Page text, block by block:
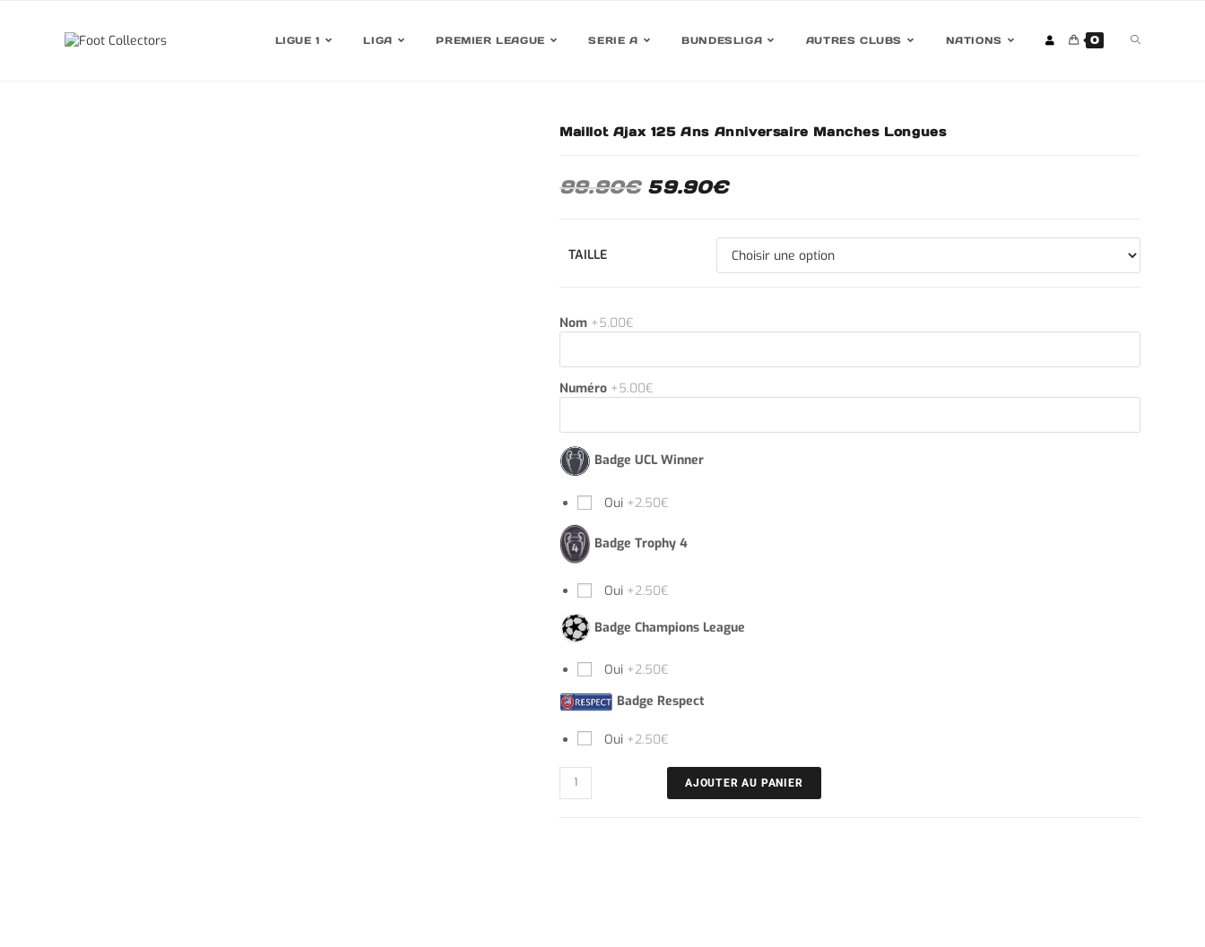
LIGUE 1 LIGA PREMIER LEAGUE SERIE A BUNDESLIGA AUTRES CLUBS NATIONS 0
Maillot Ajax 125 Ans Anniversaire Manches Longues
99.90€ 59.90€
TAILLE
Nom +5.00€
Numéro +5.00€
Badge UCL Winner
Oui +2.50€
Badge Trophy 4
Oui +2.50€
Badge Champions League
Oui +2.50€
Badge Respect
Oui +2.50€
AJOUTER AU PANIER